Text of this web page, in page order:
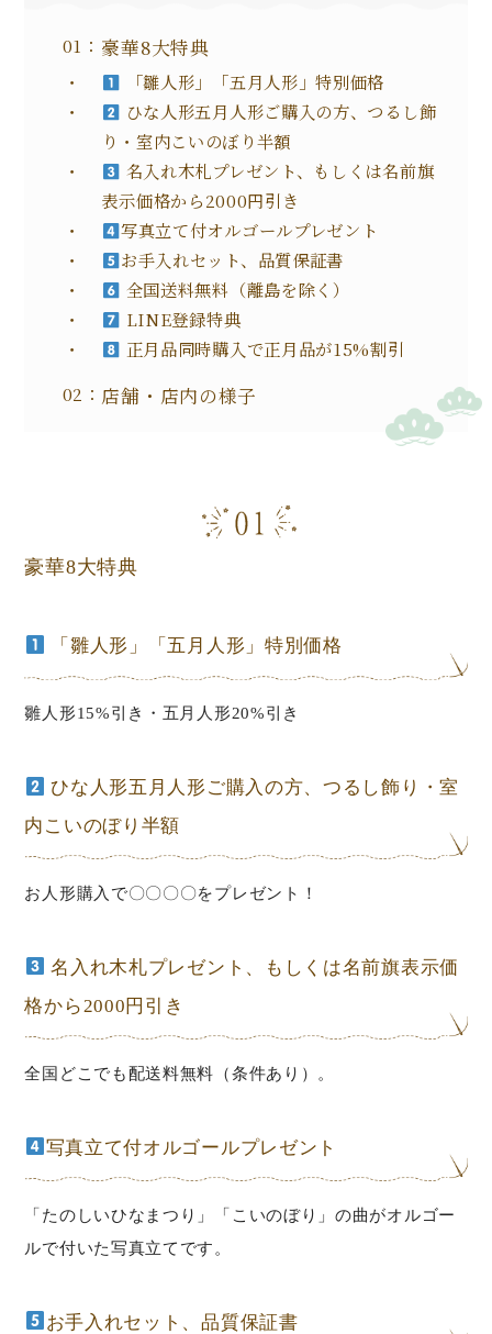
豪華8大特典
「雛人形」「五月人形」特別価格
ひな人形五月人形ご購入の方、つるし飾
り・室内こいのぼり半額
名入れ木札プレゼント、もしくは名前旗
表示価格から2000円引き
写真立て付オルゴールプレゼント
お手入れセット、品質保証書
全国送料無料（離島を除く）
LINE登録特典
正月品同時購入で正月品が15%割引
店舗・店内の様子
豪華8大特典
「雛人形」「五月人形」特別価格
雛人形15%引き・五月人形20%引き
ひな人形五月人形ご購入の方、つるし飾り・室
内こいのぼり半額
お人形購入で〇〇〇〇をプレゼント！
名入れ木札プレゼント、もしくは名前旗表示価
格から2000円引き
全国どこでも配送料無料（条件あり）。
写真立て付オルゴールプレゼント
「たのしいひなまつり」「こいのぼり」の曲がオルゴー
ルで付いた写真立てです。
お手入れセット、品質保証書